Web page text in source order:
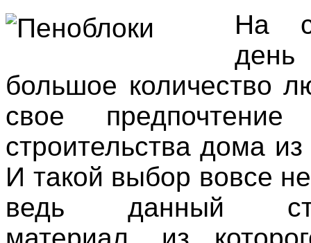
На
большое количество
свое
строительства дома
И такой выбор вовсе
ведь данный